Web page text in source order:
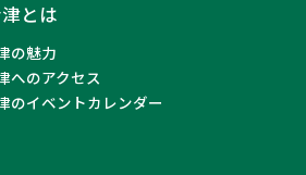
とは
の魅力
へのアクセス
のイベントカレンダー